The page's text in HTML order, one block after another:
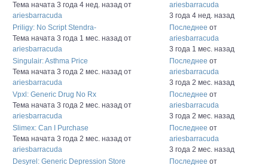
Тема начата 3 года 4 нед. назад от
ariesbarracuda
ariesbarracuda
3 года 4 нед. назад
Priligy: No Script Stendra-
Тема начата 3 года 1 мес. назад от
ariesbarracuda
Последнее от
ariesbarracuda
3 года 1 мес. назад
Singulair: Asthma Price
Тема начата 3 года 2 мес. назад от
ariesbarracuda
Последнее от
ariesbarracuda
3 года 2 мес. назад
Vpxl: Generic Drug No Rx
Тема начата 3 года 2 мес. назад от
ariesbarracuda
Последнее от
ariesbarracuda
3 года 2 мес. назад
Slimex: Can I Purchase
Тема начата 3 года 2 мес. назад от
ariesbarracuda
Последнее от
ariesbarracuda
3 года 2 мес. назад
Desyrel: Generic Depression Store
Последнее от